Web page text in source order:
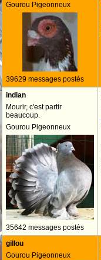
Gourou Pigeonneux
39629 messages postés
indian
Mourir, c'est partir
beaucoup.
Gourou Pigeonneux
35642 messages postés
gillou
Gourou Pigeonneux